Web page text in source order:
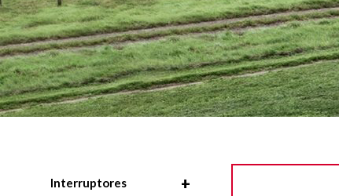
+
Interruptores